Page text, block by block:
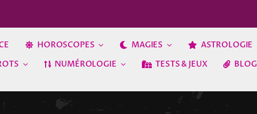
HOROSCOPES MAGIES
ASTROLOGIE
NUMÉROLOGIE TESTS & JEUX BLOG